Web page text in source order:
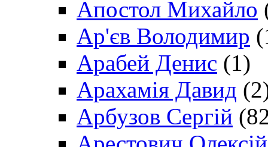
Апостол Михайло
Ар'єв Володимир
Арабей Денис (1)
Арахамія Давид
Арбузов Сергій